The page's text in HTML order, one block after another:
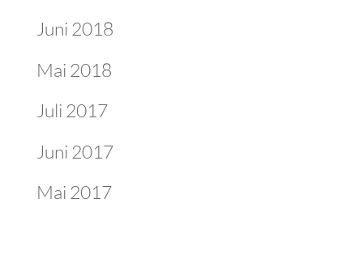
Juni 2018
Mai 2018
Juli 2017
Juni 2017
Mai 2017